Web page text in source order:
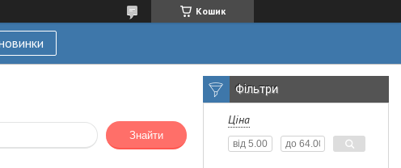
Кошик
Знайти
Фільтри
Ціна